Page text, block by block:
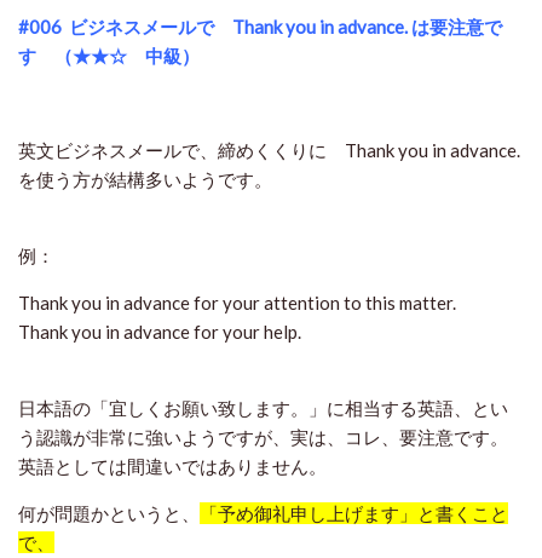
#006 ビジネスメールで Thank you in advance. は要注意で
す （★★☆ 中級）
英文ビジネスメールで、締めくくりに Thank you in advance.
を使う方が結構多いようです。
例：
Thank you in advance for your attention to this matter.
Thank you in advance for your help.
日本語の「宜しくお願い致します。」に相当する英語、とい
う認識が非常に強いようですが、実は、コレ、要注意です。
英語としては間違いではありません。
何が問題かというと、
「予め御礼申し上げます」と書くこと
で、